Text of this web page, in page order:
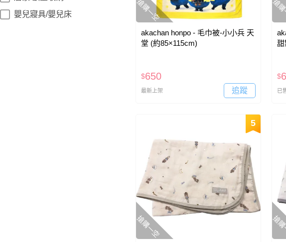
嬰兒寢具/嬰兒床
搶購一空
akachan honpo - 毛巾被-小小兵 天
堂 (約85×115cm)
$650
最新上架 追蹤
搶
甜
$
已
5
搶購一空 搶